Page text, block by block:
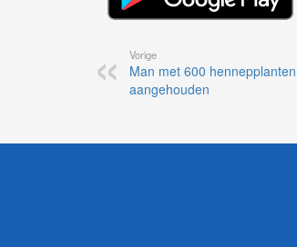
Vorige
Man met 600 hennepplanten
aangehouden